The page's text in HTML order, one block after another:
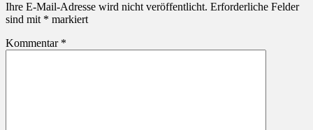
Ihre E-Mail-Adresse wird nicht veröffentlicht. Erforderliche Felder
sind mit * markiert
Kommentar *